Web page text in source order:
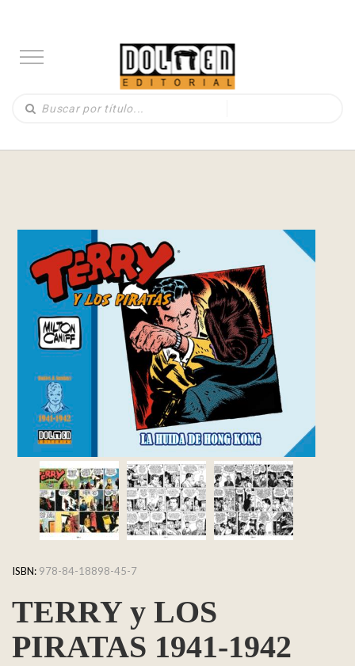
ISBN: 978-84-18898-45-7
TERRY y LOS
PIRATAS 1941-1942